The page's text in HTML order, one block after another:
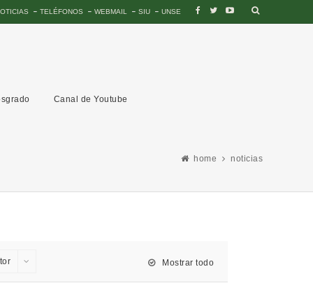
TELÉFONOS WEBMAIL SIU UNSE
Canal de Youtube
home noticias
Mostrar todo